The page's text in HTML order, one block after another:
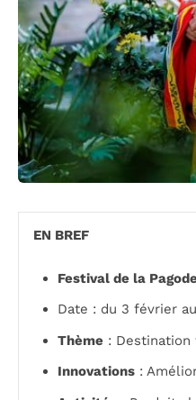
EN BREF
Festival de la
Date : du 3 février
Thème :
Innovations :